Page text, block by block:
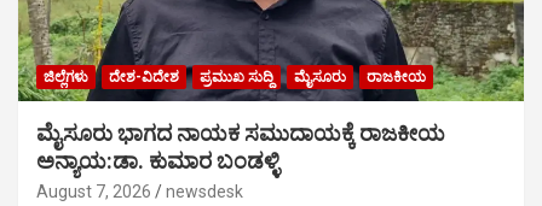
ಜಿಲ್ಲೆಗಳು ದೇಶ-ವಿದೇಶ ಪ್ರಮುಖ ಸುದ್ದಿ ಮೈಸೂರು ರಾಜಕೀಯ
ಮೈಸೂರು ಭಾಗದ ನಾಯಕ ಸಮುದಾಯಕ್ಕೆ ರಾಜಕೀಯ
ಅನ್ಯಾಯ:ಡಾ. ಕುಮಾರ ಬಂಡಳ್ಳಿ
August 7, 2026 newsdesk